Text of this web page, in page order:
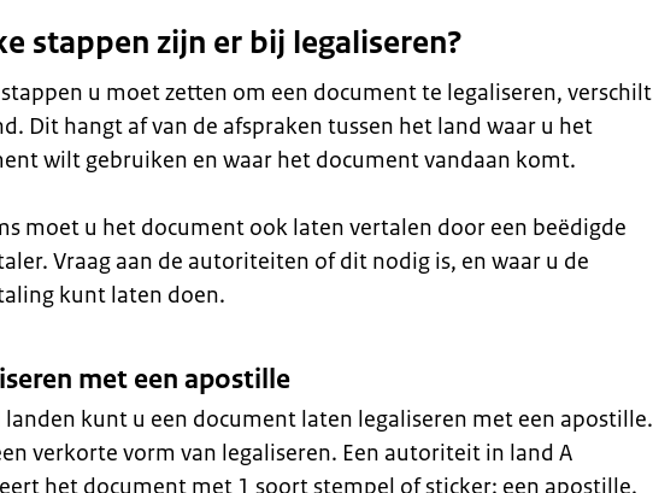
stappen zijn er bij legaliseren?
u moet zetten om een document te legaliseren, verschilt
Dit hangt af van de afspraken tussen het land waar u het
wilt gebruiken en waar het document vandaan komt.
moet u het document ook laten vertalen door een beëdigde
Vraag aan de autoriteiten of dit nodig is, en waar u de
kunt laten doen.
met een apostille
landen kunt u een document laten legaliseren met een apostille.
verkorte vorm van legaliseren. Een autoriteit in land A
het document met 1 soort stempel of sticker: een apostille.